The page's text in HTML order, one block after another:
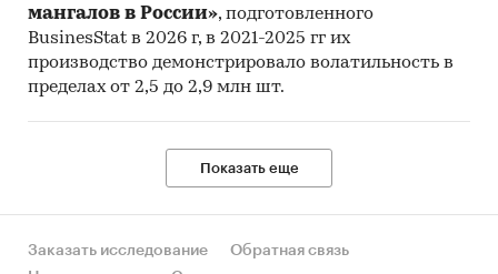
мангалов в России», подготовленного
BusinesStat в 2026 г, в 2021-2025 гг их
производство демонстрировало волатильность в
пределах от 2,5 до 2,9 млн шт.
Показать еще
Заказать исследование
Обратная связь